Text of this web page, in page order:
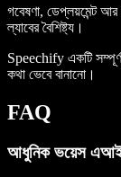
গবেষণা, ডেপ্লয়মেন্ট
ল্যাবের বৈশিষ্ট্য।
Speechify একটি
কথা ভেবে বানানো।
FAQ
আধুনিক ভয়েস এআই